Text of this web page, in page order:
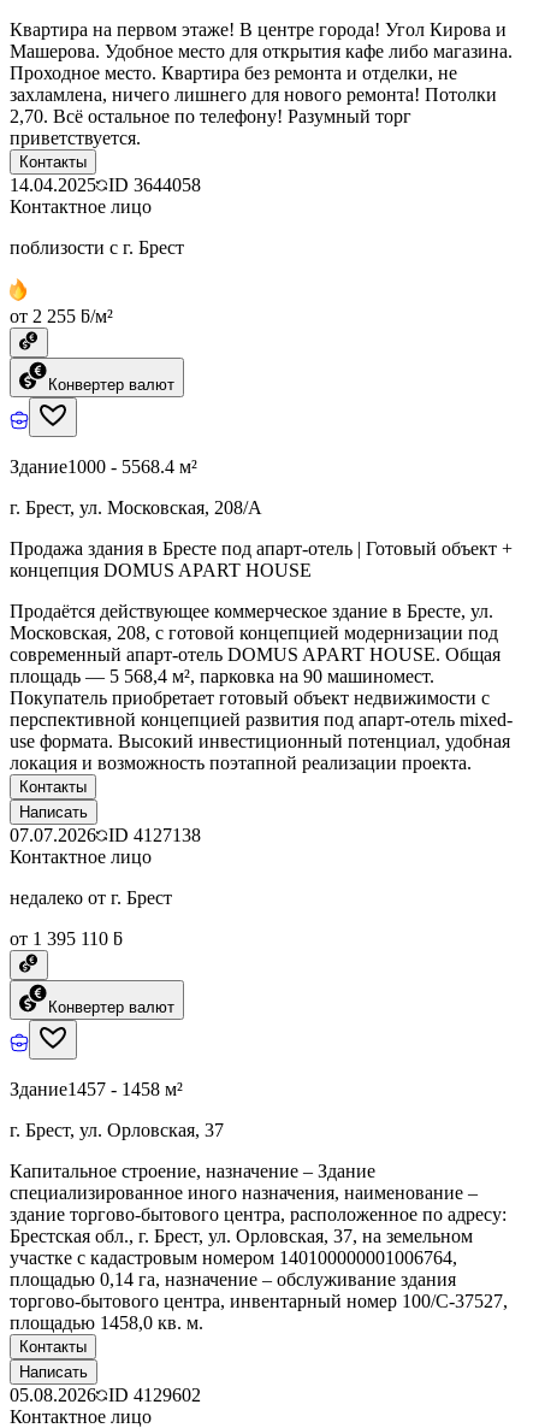
Квартира на первом этаже! В центре города! Угол Кирова и
Машерова. Удобное место для открытия кафе либо магазина.
Проходное место. Квартира без ремонта и отделки, не
захламлена, ничего лишнего для нового ремонта! Потолки
2,70. Всё остальное по телефону! Разумный торг
приветствуется.
Контакты
14.04.2025 ID 3644058
Контактное лицо
поблизости с г. Брест
от 2 255 ƃ/м²
Конвертер валют
Здание1000 - 5568.4 м²
г. Брест, ул. Московская, 208/А
Продажа здания в Бресте под апарт-отель | Готовый объект +
концепция DOMUS APART HOUSE
Продаётся действующее коммерческое здание в Бресте, ул.
Московская, 208, с готовой концепцией модернизации под
современный апарт-отель DOMUS APART HOUSE. Общая
площадь — 5 568,4 м², парковка на 90 машиномест.
Покупатель приобретает готовый объект недвижимости с
перспективной концепцией развития под апарт-отель mixed-
use формата. Высокий инвестиционный потенциал, удобная
локация и возможность поэтапной реализации проекта.
Контакты
Написать
07.07.2026 ID 4127138
Контактное лицо
недалеко от г. Брест
от 1 395 110 ƃ
Конвертер валют
Здание1457 - 1458 м²
г. Брест, ул. Орловская, 37
Капитальное строение, назначение – Здание
специализированное иного назначения, наименование –
здание торгово-бытового центра, расположенное по адресу:
Брестская обл., г. Брест, ул. Орловская, 37, на земельном
участке с кадастровым номером 140100000001006764,
площадью 0,14 га, назначение – обслуживание здания
торгово-бытового центра, инвентарный номер 100/С-37527,
площадью 1458,0 кв. м.
Контакты
Написать
05.08.2026 ID 4129602
Контактное лицо